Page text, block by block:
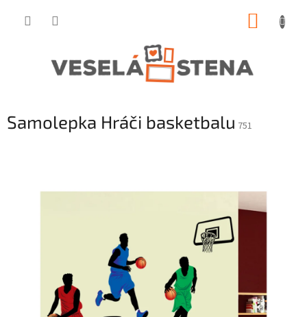
Samolepka Hráči basketbalu 751